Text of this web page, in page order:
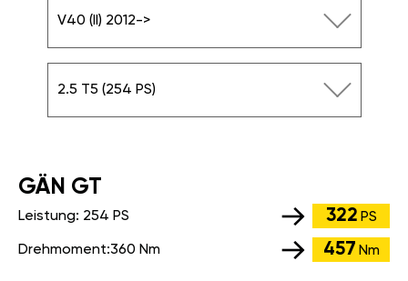
V40 (II) 2012->
2.5 T5 (254 PS)
GÄN GT
Leistung: 254 PS 322 PS
Drehmoment:360 Nm 457 Nm